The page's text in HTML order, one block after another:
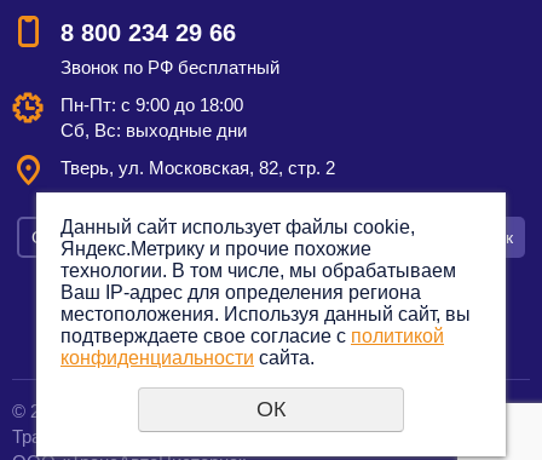
8 800 234 29 66
Звонок по РФ бесплатный
Пн-Пт: с 9:00 до 18:00
Сб, Вс: выходные дни
Тверь, ул. Московская, 82, стр. 2
Смотреть на карте Оставить заявку Заказать звонок
Политика конфиденциальности
© 2012—2023. Все права защищены.
Транспортная компания по грузоперевозкам
Данный сайт использует файлы cookie,
Яндекс.Метрику и прочие похожие
технологии. В том числе, мы обрабатываем
Ваш IP-адрес для определения региона
местоположения. Используя данный сайт, вы
подтверждаете свое согласие с политикой
конфиденциальности сайта.
ОК